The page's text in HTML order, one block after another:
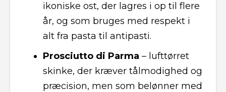
ikoniske ost, der lagres i op til flere
år, og som bruges med respekt i
alt fra pasta til antipasti.
Prosciutto di Parma – lufttørret
skinke, der kræver tålmodighed og
præcision, men som belønner med